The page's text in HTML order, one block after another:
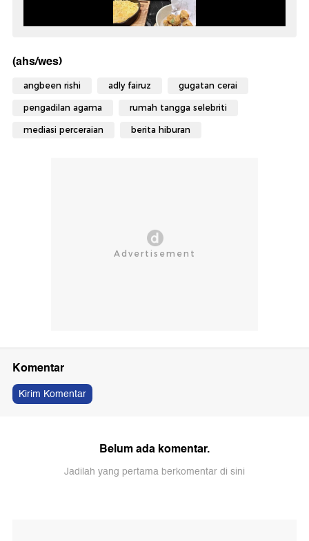
(ahs/wes)
angbeen rishi adly fairuz gugatan cerai
pengadilan agama rumah tangga selebriti
mediasi perceraian berita hiburan
Komentar
Kirim Komentar
Belum ada komentar.
Jadilah yang pertama berkomentar di sini